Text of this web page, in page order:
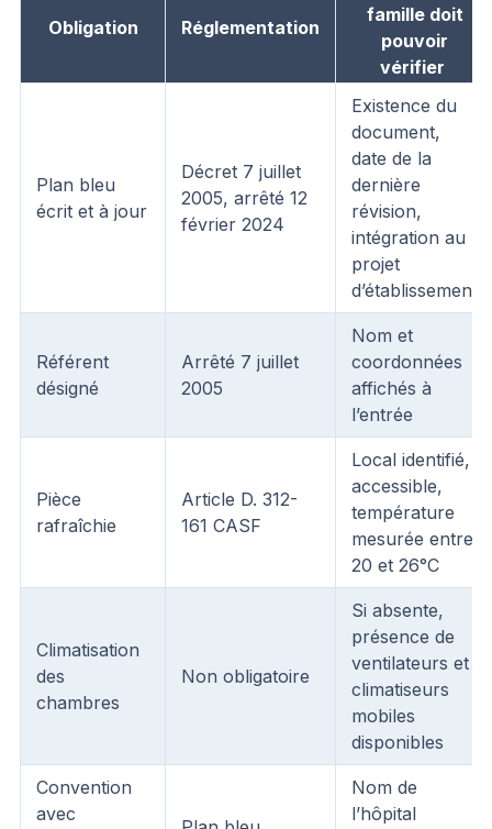
Obligation Réglementation
famille doit
pouvoir
vérifier
Plan bleu
écrit et à jour
Décret 7 juillet
2005, arrêté 12
février 2024
Existence du
document,
date de la
dernière
révision,
intégration au
projet
d’établissement
Référent
désigné
Arrêté 7 juillet
2005
Nom et
coordonnées
affichés à
l’entrée
Pièce
rafraîchie
Article D. 312-
161 CASF
Local identifié,
accessible,
température
mesurée entre
20 et 26°C
Climatisation
des
chambres
Non obligatoire
Si absente,
présence de
ventilateurs et
climatiseurs
mobiles
disponibles
Convention
avec
Nom de
l’hôpital